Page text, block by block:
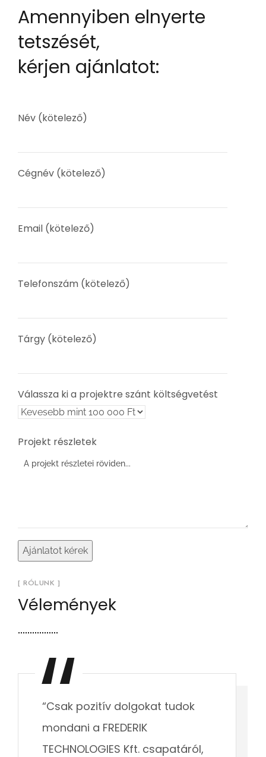
Amennyiben elnyerte
tetszését,
kérjen ajánlatot:
Név (kötelező)
Cégnév (kötelező)
Email (kötelező)
Telefonszám (kötelező)
Tárgy (kötelező)
Válassza ki a projektre szánt költségvetést
Projekt részletek
[ RÓLUNK ]
Vélemények
“Csak pozitív dolgokat tudok
mondani a FREDERIK
TECHNOLOGIES Kft. csapatáról,